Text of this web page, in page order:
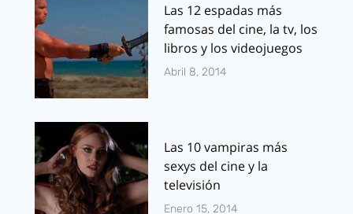
Las 12 espadas más
famosas del cine, la tv, los
libros y los videojuegos
Abril 8, 2014
Las 10 vampiras más
sexys del cine y la
televisión
Enero 15, 2014